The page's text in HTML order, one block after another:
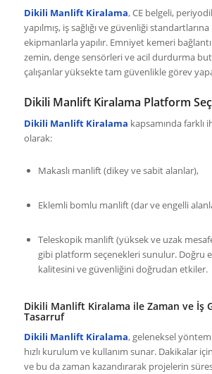
Dikili Manlift Kiralama, CE belgeli,
yapılmış, iş sağlığı ve güvenliği
ekipmanlarla yapılır. Emniyet kemeri
zemin, denge sensörleri ve acil durdurma
çalışanlar yüksekte tam güvenlikle görev
Dikili Manlift Kiralama Platform
Dikili Manlift Kiralama kapsamında farklı
olarak:
Makaslı manlift (dikey ve sabit alanlar),
Eklemli bomlu manlift (dar ve engelli
Teleskopik manlift (yüksek ve uzak
gibi platform seçenekleri sunulur. Doğru
kalitesini ve güvenliğini doğrudan etkiler.
Dikili Manlift Kiralama ile Zaman ve İş
Tasarruf
Dikili Manlift Kiralama, geleneksel
hızlı kurulum ve kullanım sunar. Dakikalar
ve bu da zaman kazandırarak projelerin